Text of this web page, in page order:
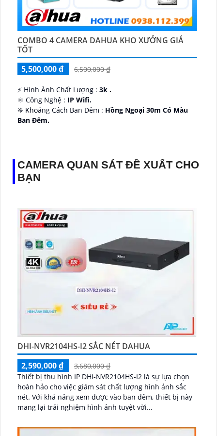
COMBO 4 CAMERA DAHUA KHO XƯỞNG GIÁ
TỐT
5,500,000 ₫
6,500,000 ₫
️⚡ Hình Ành Chất Lượng : 3k .
⚛️ Công Nghệ : IP Wifi.
❈ Khoảng Cách Ban Đêm : Hồng Ngoại 30m Có Màu
Ban Ðêm.
CAMERA QUAN SÁT ĐỀ XUẤT CHO
BẠN
DHI-NVR2104HS-I2 SẮC NÉT DAHUA
2,590,000 ₫
3,680,000 ₫
Thiết bị thu hình IP DHI-NVR2104HS-I2 là sự lựa chọn
hoàn hảo cho việc giám sát chất lượng hình ảnh sắc
nét. Với khả năng xem được vào ban đêm, thiết bị này
mang lại trải nghiệm hình ảnh tuyệt vời...